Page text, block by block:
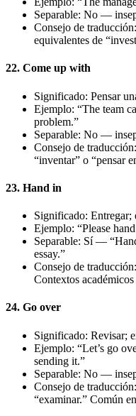
Separable: No —
Consejo de
equivalentes de
22. Come up with
Significado: Pensar
Ejemplo: “The team
problem.”
Separable: No —
Consejo de
“inventar” o “pensar
23. Hand in
Significado: Entregar;
Ejemplo: “Please
Separable: Sí —
essay.”
Consejo de
Contextos
24. Go over
Significado: Revisar;
Ejemplo: “Let’s go
sending it.”
Separable: No —
Consejo de
“examinar.” Común